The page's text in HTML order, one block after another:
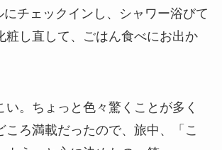
にチェックインし、シャワー浴びて
粧し直して、ごはん食べにお出か
い。ちょっと色々驚くことが多く
ころ満載だったので、旅中、「こ